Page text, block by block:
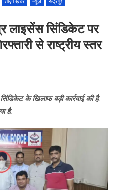
ताज़ा ख़बरें न्यूज़
रुद्रपुर
लाइसेंस सिंडिकेट पर
से राष्ट्रीय स्तर
के खिलाफ बड़ी कार्रवाई की है.
है.